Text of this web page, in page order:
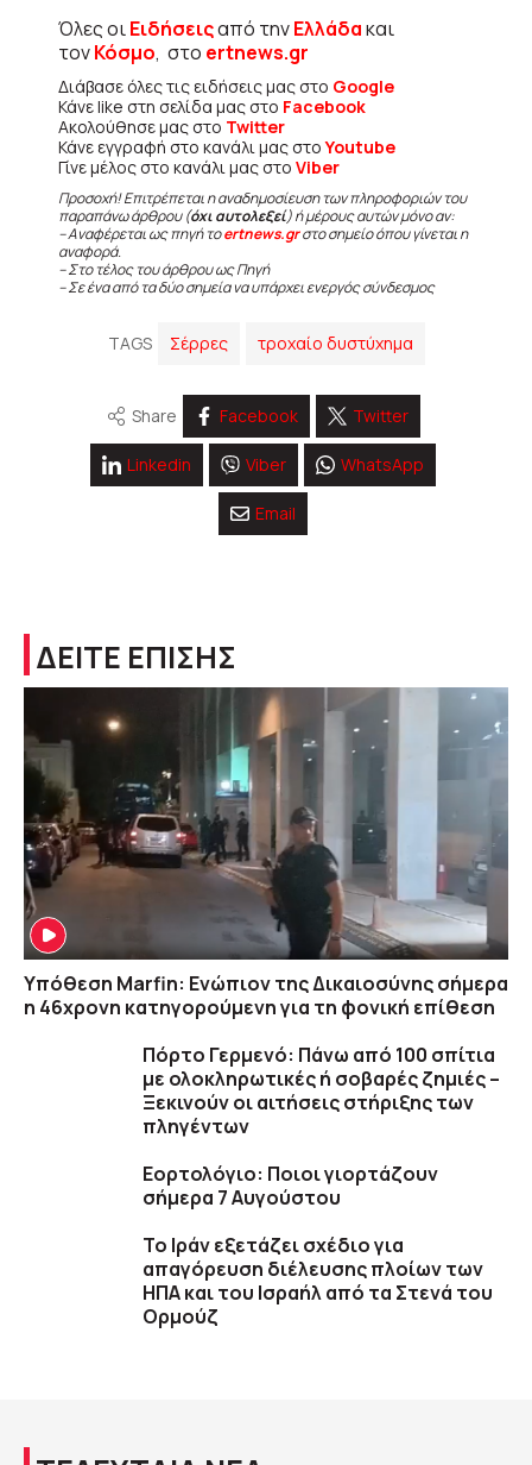
Όλες οιΕιδήσειςαπό τηνΕλλάδακαι
τονΚόσμο, στο ertnews.gr
Διάβασε όλες τις ειδήσεις μας στο Google
Κάνε like στη σελίδα μας στο Facebook
Ακολούθησε μας στο Twitter
Κάνε εγγραφή στο κανάλι μας στοYoutube
Γίνε μέλος στο κανάλι μας στο Viber
Προσοχή! Επιτρέπεται η αναδημοσίευση των πληροφοριών του
παραπάνω άρθρου (όχι αυτολεξεί) ή μέρους αυτών μόνο αν:
– Αναφέρεται ως πηγή τοertnews.grστο σημείο όπου γίνεται η
αναφορά.
– Στο τέλος του άρθρου ως Πηγή
– Σε ένα από τα δύο σημεία να υπάρχει ενεργός σύνδεσμος
TAGS Σέρρες τροχαίο δυστύχημα
Share Facebook Twitter
Linkedin Viber WhatsApp
Email
ΔΕΙΤΕ ΕΠΙΣΗΣ
Υπόθεση Marfin: Ενώπιον της Δικαιοσύνης σήμερα
η 46χρονη κατηγορούμενη για τη φονική επίθεση
Πόρτο Γερμενό: Πάνω από 100 σπίτια
με ολοκληρωτικές ή σοβαρές ζημιές –
Ξεκινούν οι αιτήσεις στήριξης των
πληγέντων
Εορτολόγιο: Ποιοι γιορτάζουν
σήμερα 7 Αυγούστου
Το Ιράν εξετάζει σχέδιο για
απαγόρευση διέλευσης πλοίων των
ΗΠΑ και του Ισραήλ από τα Στενά του
Ορμούζ